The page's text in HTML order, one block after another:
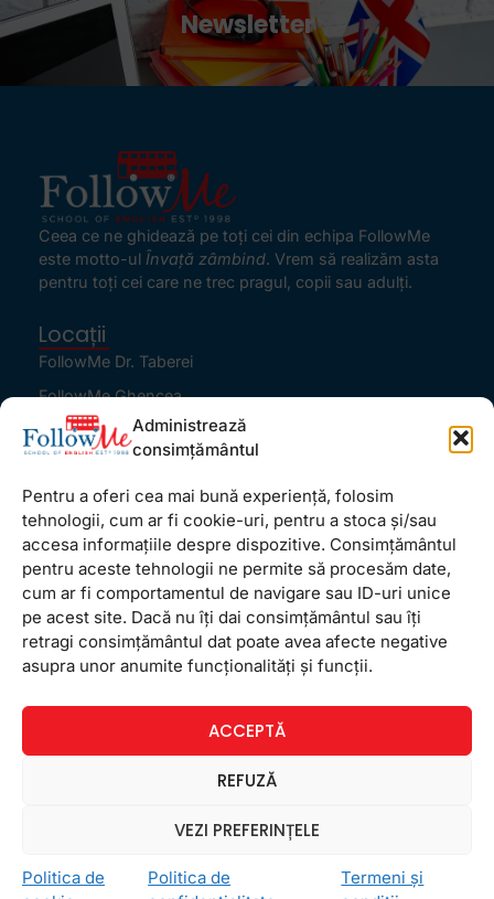
Administrează
consimțământul
Pentru a oferi cea mai bună experiență, folosim
tehnologii, cum ar fi cookie-uri, pentru a stoca și/sau
accesa informațiile despre dispozitive. Consimțământul
pentru aceste tehnologii ne permite să procesăm date,
cum ar fi comportamentul de navigare sau ID-uri unice
pe acest site. Dacă nu îți dai consimțământul sau îți
retragi consimțământul dat poate avea afecte negative
asupra unor anumite funcționalități și funcții.
ACCEPTĂ
REFUZĂ
VEZI PREFERINȚELE
Politica de
Politica de
Termeni și
Newsletter
Ceea ce ne ghidează pe toţi cei din echipa FollowMe
este motto-ul Învaţă zâmbind. Vrem să realizăm asta
pentru toţi cei care ne trec pragul, copii sau adulţi.
Locații
FollowMe Dr. Taberei
FollowMe Ghencea
FollowMe Titan
Informații Utile
Regulament FollowMe
Structură an școlar
Contact
Testimoniale
GDPR
realizat de